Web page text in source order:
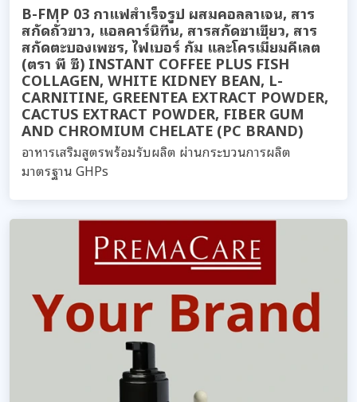
B-FMP 03 กาแฟสำเร็จรูป ผสมคอลลาเจน, สาร
สกัดถั่วขาว, แอลคาร์นิทีน, สารสกัดชาเขียว, สาร
สกัดตะบองเพชร, ไฟเบอร์ กัม และโครเมี่ยมคีเลต
(ตรา พี ซี) INSTANT COFFEE PLUS FISH
COLLAGEN, WHITE KIDNEY BEAN, L-
CARNITINE, GREENTEA EXTRACT POWDER,
CACTUS EXTRACT POWDER, FIBER GUM
AND CHROMIUM CHELATE (PC BRAND)
อาหารเสริมสูตรพร้อมรับผลิต ผ่านกระบวนการผลิต
มาตรฐาน GHPs